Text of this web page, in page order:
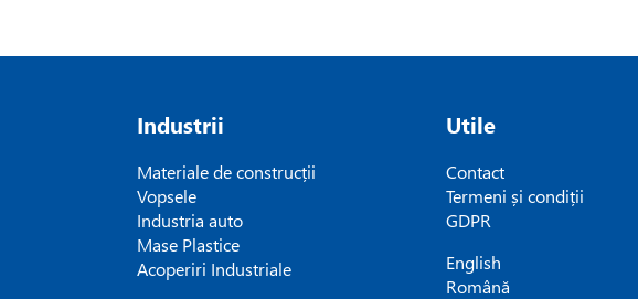
Industrii
Materiale de construcții
Vopsele
Industria auto
Mase Plastice
Acoperiri Industriale
Utile
Contact
Termeni și condiții
GDPR
English
Română